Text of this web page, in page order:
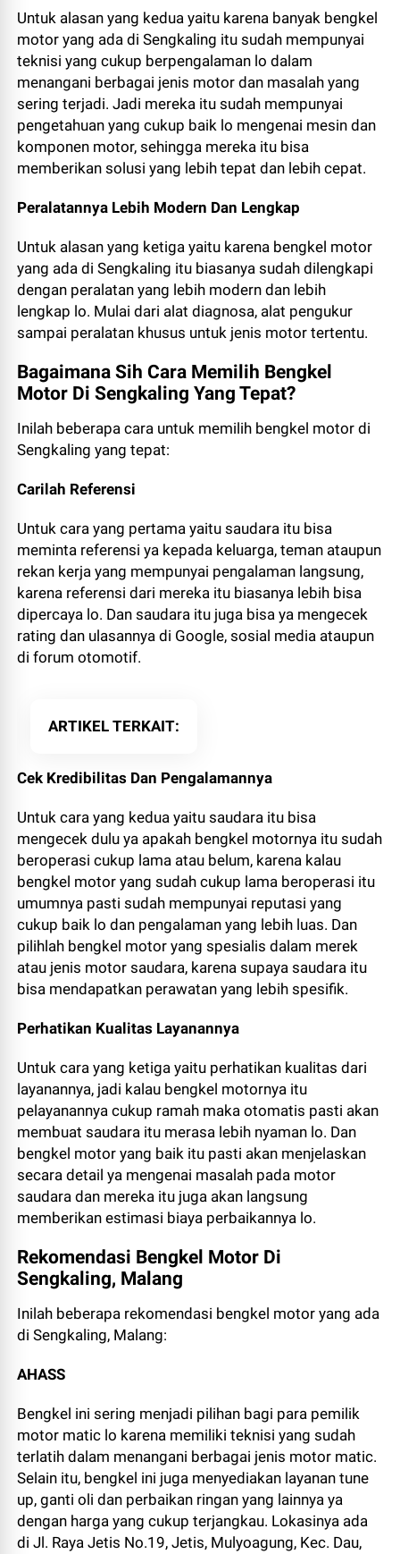
Untuk alasan yang kedua yaitu karena banyak bengkel
motor yang ada di Sengkaling itu sudah mempunyai
teknisi yang cukup berpengalaman lo dalam
menangani berbagai jenis motor dan masalah yang
sering terjadi. Jadi mereka itu sudah mempunyai
pengetahuan yang cukup baik lo mengenai mesin dan
komponen motor, sehingga mereka itu bisa
memberikan solusi yang lebih tepat dan lebih cepat.
Peralatannya Lebih Modern Dan Lengkap
Untuk alasan yang ketiga yaitu karena bengkel motor
yang ada di Sengkaling itu biasanya sudah dilengkapi
dengan peralatan yang lebih modern dan lebih
lengkap lo. Mulai dari alat diagnosa, alat pengukur
sampai peralatan khusus untuk jenis motor tertentu.
Bagaimana Sih Cara Memilih Bengkel
Motor Di Sengkaling Yang Tepat?
Inilah beberapa cara untuk memilih bengkel motor di
Sengkaling yang tepat:
Carilah Referensi
Untuk cara yang pertama yaitu saudara itu bisa
meminta referensi ya kepada keluarga, teman ataupun
rekan kerja yang mempunyai pengalaman langsung,
karena referensi dari mereka itu biasanya lebih bisa
dipercaya lo. Dan saudara itu juga bisa ya mengecek
rating dan ulasannya di Google, sosial media ataupun
di forum otomotif.
ARTIKEL TERKAIT
Cek Kredibilitas Dan Pengalamannya
Untuk cara yang kedua yaitu saudara itu bisa
mengecek dulu ya apakah bengkel motornya itu sudah
beroperasi cukup lama atau belum, karena kalau
bengkel motor yang sudah cukup lama beroperasi itu
umumnya pasti sudah mempunyai reputasi yang
cukup baik lo dan pengalaman yang lebih luas. Dan
pilihlah bengkel motor yang spesialis dalam merek
atau jenis motor saudara, karena supaya saudara itu
bisa mendapatkan perawatan yang lebih spesifik.
Perhatikan Kualitas Layanannya
Untuk cara yang ketiga yaitu perhatikan kualitas dari
layanannya, jadi kalau bengkel motornya itu
pelayanannya cukup ramah maka otomatis pasti akan
membuat saudara itu merasa lebih nyaman lo. Dan
bengkel motor yang baik itu pasti akan menjelaskan
secara detail ya mengenai masalah pada motor
saudara dan mereka itu juga akan langsung
memberikan estimasi biaya perbaikannya lo.
Rekomendasi Bengkel Motor Di
Sengkaling, Malang
Inilah beberapa rekomendasi bengkel motor yang ada
di Sengkaling, Malang:
AHASS
Bengkel ini sering menjadi pilihan bagi para pemilik
motor matic lo karena memiliki teknisi yang sudah
terlatih dalam menangani berbagai jenis motor matic.
Selain itu, bengkel ini juga menyediakan layanan tune
up, ganti oli dan perbaikan ringan yang lainnya ya
dengan harga yang cukup terjangkau. Lokasinya ada
diJl. Raya Jetis No.19, Jetis, Mulyoagung, Kec. Dau,